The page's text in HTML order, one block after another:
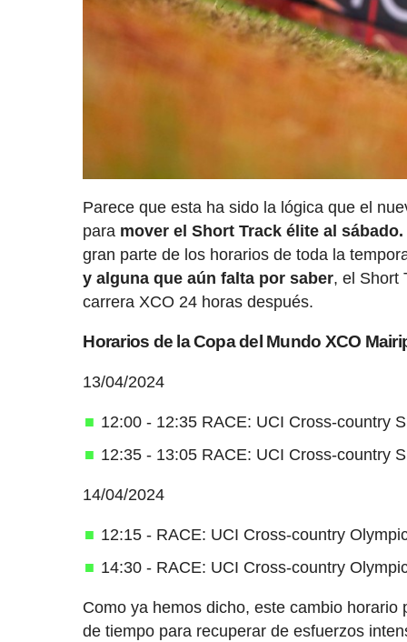
Parece que esta ha sido la lógica que el
para mover el Short Track élite al
gran parte de los horarios de toda la
y alguna que aún falta por saber, el Short
carrera XCO 24 horas después.
Horarios de la Copa del Mundo XCO
13/04/2024
12:00 - 12:35 RACE: UCI Cross-country
12:35 - 13:05 RACE: UCI Cross-country
14/04/2024
12:15 - RACE: UCI Cross-country
14:30 - RACE: UCI Cross-country
Como ya hemos dicho, este cambio
de tiempo para recuperar de esfuerzos